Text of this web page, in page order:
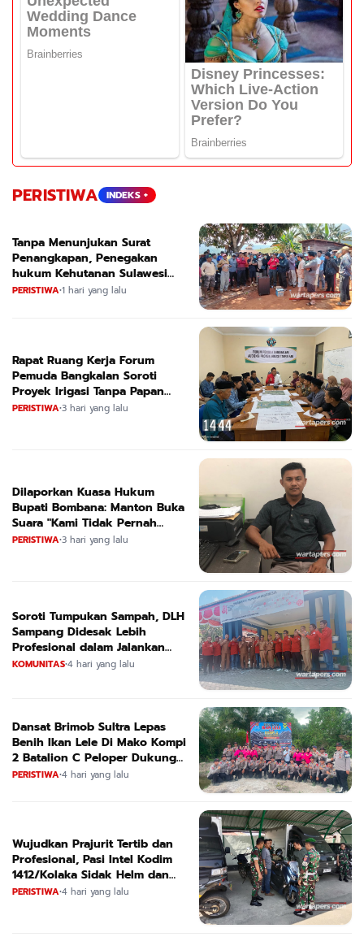
PERISTIWA INDEKS +
Tanpa Menunjukan Surat
Penangkapan, Penegakan
hukum Kehutanan Sulawesi
Selatan Culik Petani Ladah Di
PERISTIWA•1 hari yang lalu
Rapat Ruang Kerja Forum
Pemuda Bangkalan Soroti
Proyek Irigasi Tanpa Papan
Nama
PERISTIWA•3 hari yang lalu
Dilaporkan Kuasa Hukum
Bupati Bombana: Manton Buka
Suara "Kami Tidak Pernah
Menutup Ruang Hak Jawab"
PERISTIWA•3 hari yang lalu
Soroti Tumpukan Sampah, DLH
Sampang Didesak Lebih
Profesional dalam Jalankan
Tugas
KOMUNITAS•4 hari yang lalu
Dansat Brimob Sultra Lepas
Benih Ikan Lele Di Mako Kompi
2 Batalion C Peloper Dukung
ketahanan Pangan Nasional
PERISTIWA•4 hari yang lalu
Wujudkan Prajurit Tertib dan
Profesional, Pasi Intel Kodim
1412/Kolaka Sidak Helm dan
Kendaraan
PERISTIWA•4 hari yang lalu